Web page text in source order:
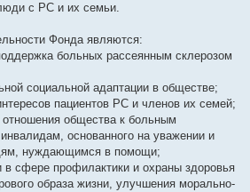
с РС и их семьи.
Фонда являются:
больных рассеянным склерозом
социальной адаптации в обществе;
пациентов РС и членов их семей;
общества к больным
основанного на уважении и
нуждающимся в помощи;
в сфере профилактики и охраны здоровья
образа жизни, улучшения морально-